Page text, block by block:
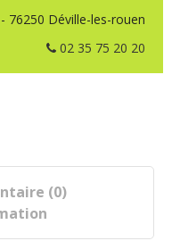
76250 Déville-les-rouen
02 35 75 20 20
(0)